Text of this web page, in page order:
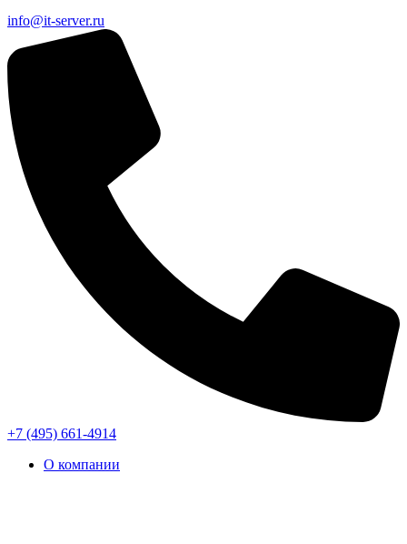
info@it-server.ru
+7 (495) 661-4914
О компании